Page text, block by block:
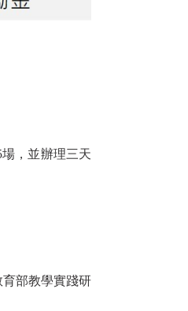
，並辦理三天
部教學實踐研